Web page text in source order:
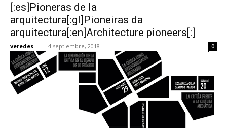
[:es]Pioneras de la
arquitectura[:gl]Pioneiras da
arquitectura[:en]Architecture pioneers[:]
veredes - 4 septiembre, 2018 0